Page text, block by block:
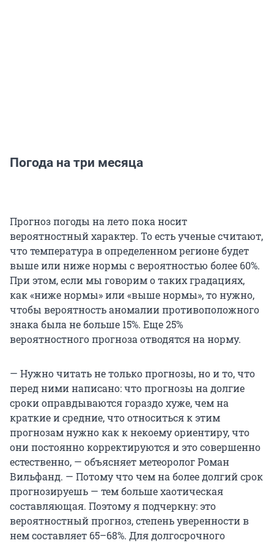
Погода на три месяца
Прогноз погоды на лето пока носит
вероятностный характер. То есть ученые считают,
что температура в определенном регионе будет
выше или ниже нормы с вероятностью более 60%.
При этом, если мы говорим о таких градациях,
как «ниже нормы» или «выше нормы», то нужно,
чтобы вероятность аномалии противоположного
знака была не больше 15%. Еще 25%
вероятностного прогноза отводятся на норму.
— Нужно читать не только прогнозы, но и то, что
перед ними написано: что прогнозы на долгие
сроки оправдываются гораздо хуже, чем на
краткие и средние, что относиться к этим
прогнозам нужно как к некоему ориентиру, что
они постоянно корректируются и это совершенно
естественно, — объясняет метеоролог Роман
Вильфанд. — Потому что чем на более долгий срок
прогнозируешь — тем больше хаотическая
составляющая. Поэтому я подчеркну: это
вероятностный прогноз, степень уверенности в
нем составляет 65–68%. Для долгосрочного